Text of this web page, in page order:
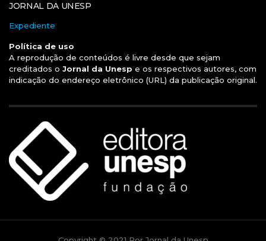
JORNAL DA UNESP
Expediente
Política de uso
A reprodução de conteúdos é livre desde que sejam
creditados o Jornal da Unesp e os respectivos autores, com
indicação do endereço eletrônico (URL) da publicação original.